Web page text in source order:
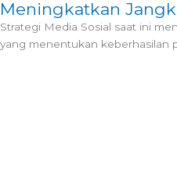
Meningkatkan
Strategi Media Sosial saat ini
yang menentukan keberhasilan